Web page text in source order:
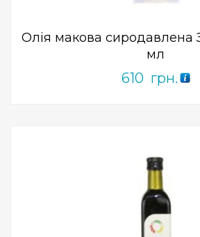
Олія макова сиродавлена
мл
610 грн.